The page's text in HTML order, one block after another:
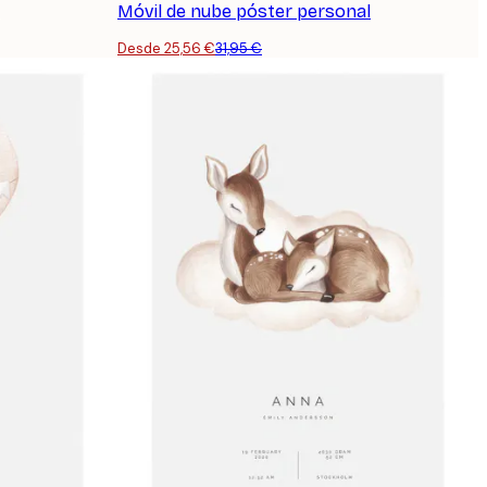
Móvil de nube póster personal
Desde 25,56 €31,95 €